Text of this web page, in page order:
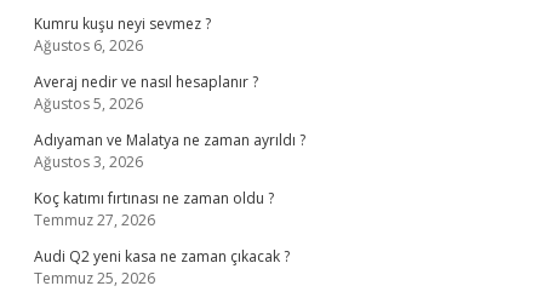
Kumru kuşu neyi sevmez ?
Ağustos 6, 2026
Averaj nedir ve nasıl hesaplanır ?
Ağustos 5, 2026
Adıyaman ve Malatya ne zaman ayrıldı ?
Ağustos 3, 2026
Koç katımı fırtınası ne zaman oldu ?
Temmuz 27, 2026
Audi Q2 yeni kasa ne zaman çıkacak ?
Temmuz 25, 2026